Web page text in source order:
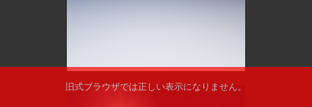
旧式ブラウザでは正しい表示になりません。